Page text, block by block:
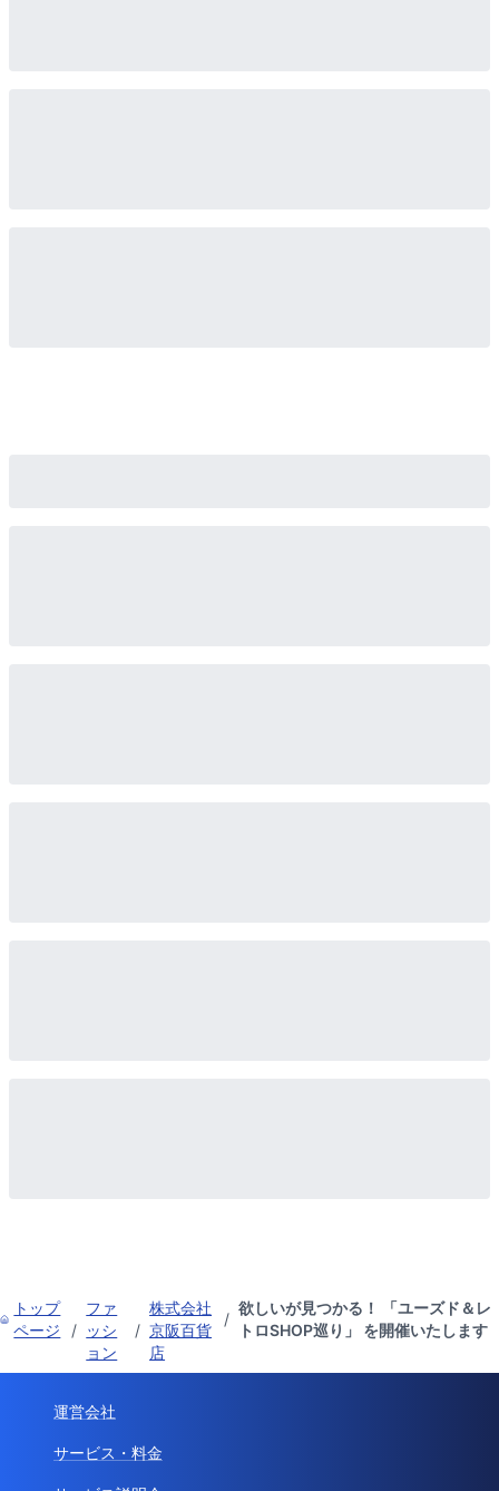
トップ
ページ
/
ファ
ッシ
ョン
/
株式会社
京阪百貨
店
/
欲しいが見つかる！ 「ユーズド＆レ
トロSHOP巡り」 を開催いたします
運営会社
サービス・料金